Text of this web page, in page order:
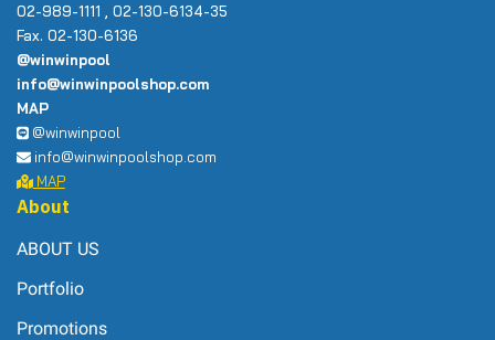
02-989-1111 , 02-130-6134-35
Fax. 02-130-6136
@winwinpool
info@winwinpoolshop.com
MAP
@winwinpool
info@winwinpoolshop.com
MAP
About
ABOUT US
Portfolio
Promotions